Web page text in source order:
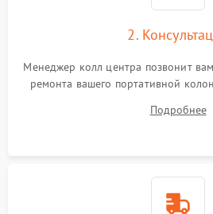
2.
Менеджер колл центра позвонит
ремонта вашего портативной
Подробнее